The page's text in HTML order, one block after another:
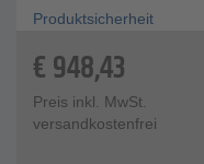
Produktsicherheit
€948,43
Preis inkl. MwSt.
versandkostenfrei